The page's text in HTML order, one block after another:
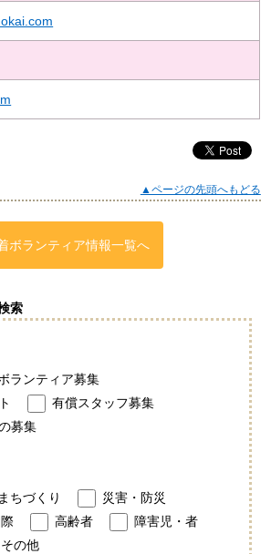
▲ページの先頭へもどる
ボランティア情報一覧へ
索
ランティア募集
有償スタッフ募集
募集
まちづくり
災害・防災
高齢者
障害児・者
その他